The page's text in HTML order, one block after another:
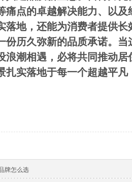
痛点的卓越解决能力、以
落地，还能为消费者提供
份历久弥新的品质承诺。
浪潮相遇，必将共同推动
扎实落地于每一个超越平
牌怎么选